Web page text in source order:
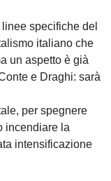
specifiche del
italiano che
un aspetto è già
e Draghi: sarà
per spegnere
incendiare la
intensificazione